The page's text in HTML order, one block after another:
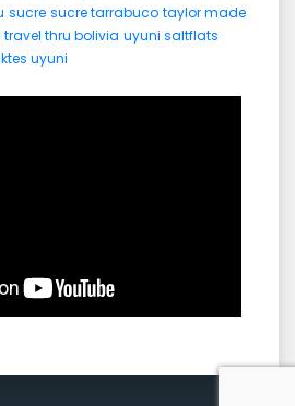
sucre sucre tarrabuco taylor made
travel thru bolivia uyuni saltflats
uyuni